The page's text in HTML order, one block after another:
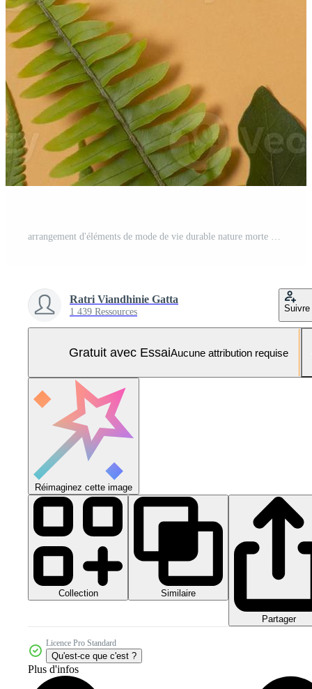
arrangement d'éléments de mode de vie durable nature morte Photo Pro
Ratri Viandhinie Gatta
1 439 Ressources Suivre
Gratuit avec EssaiAucune attribution requise
Réimaginez cette image
Collection Similaire
Partager
Licence Pro Standard
Qu'est-ce que c'est ?
Plus d'infos